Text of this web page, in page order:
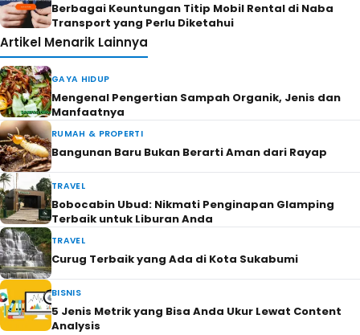
Berbagai Keuntungan Titip Mobil Rental di Naba
Transport yang Perlu Diketahui
Artikel Menarik Lainnya
GAYA HIDUP
Mengenal Pengertian Sampah Organik, Jenis dan
Manfaatnya
RUMAH & PROPERTI
Bangunan Baru Bukan Berarti Aman dari Rayap
TRAVEL
Bobocabin Ubud: Nikmati Penginapan Glamping
Terbaik untuk Liburan Anda
TRAVEL
Curug Terbaik yang Ada di Kota Sukabumi
BISNIS
5 Jenis Metrik yang Bisa Anda Ukur Lewat Content
Analysis